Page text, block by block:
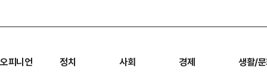
오피니언 정치 사회 경제 생활/